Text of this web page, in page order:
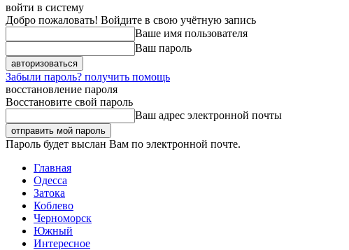
войти в систему
Добро пожаловать! Войдите в свою учётную запись
Ваше имя пользователя
Ваш пароль
Забыли пароль? получить помощь
восстановление пароля
Восстановите свой пароль
Ваш адрес электронной почты
Пароль будет выслан Вам по электронной почте.
Главная
Одесса
Затока
Коблево
Черноморск
Южный
Интересное